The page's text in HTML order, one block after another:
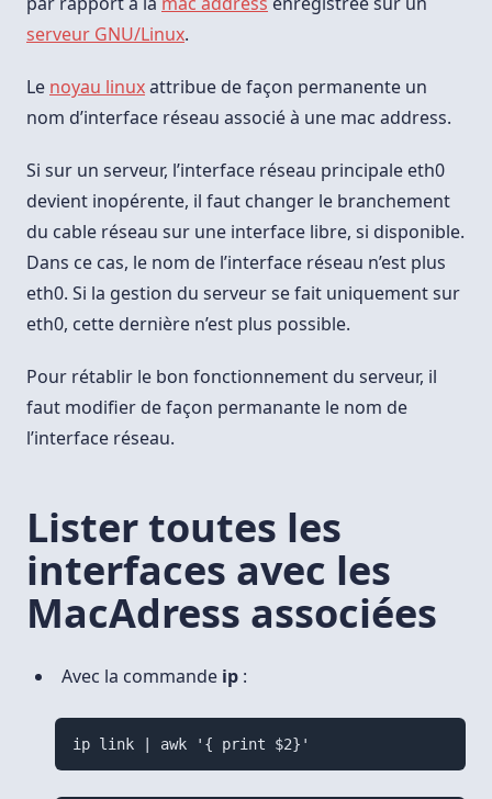
serveur GNU/Linux.
Le noyau linuxattribue de façon permanente un
nom d’interface réseau associé à une mac address.
Si sur un serveur, l’interface réseau principale eth0
devient inopérente, il faut changer le branchement
du cable réseau sur une interface libre, si disponible.
Dans ce cas, le nom de l’interface réseau n’est plus
eth0. Si la gestion du serveur se fait uniquement sur
eth0, cette dernière n’est plus possible.
Pour rétablir le bon fonctionnement du serveur, il
faut modifier de façon permanante le nom de
l’interface réseau.
Lister toutes les
interfaces avec les
MacAdress associées
Avec la commande ip :